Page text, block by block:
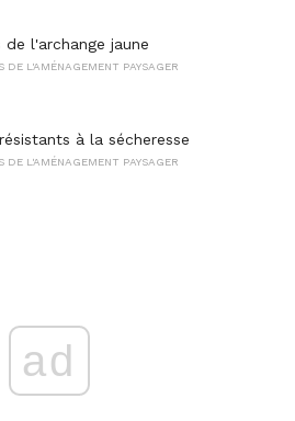
de l'archange jaune
DE L'AMÉNAGEMENT PAYSAGER
à la sécheresse
DE L'AMÉNAGEMENT PAYSAGER
ad